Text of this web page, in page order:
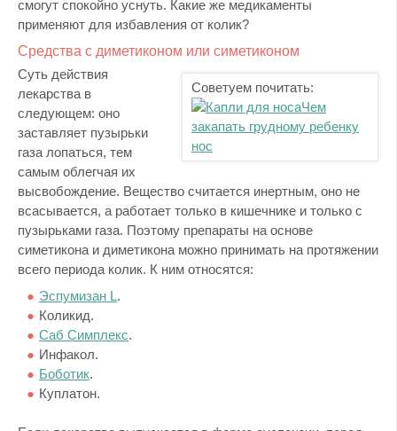
смогут спокойно уснуть. Какие же медикаменты
применяют для избавления от колик?
Средства с диметиконом или симетиконом
Советуем почитать:
Чем
закапать грудному ребенку
нос
Суть действия
лекарства в
следующем: оно
заставляет пузырьки
газа лопаться, тем
самым облегчая их
высвобождение. Вещество считается инертным, оно не
всасывается, а работает только в кишечнике и только с
пузырьками газа. Поэтому препараты на основе
симетикона и диметикона можно принимать на протяжении
всего периода колик. К ним относятся:
Эспумизан L.
Коликид.
Саб Симплекс.
Инфакол.
Боботик.
Куплатон.